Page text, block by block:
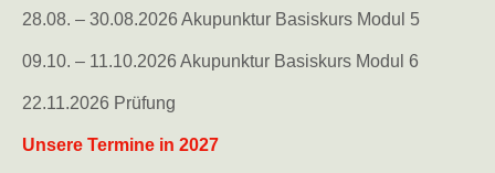
28.08. – 30.08.2026 Akupunktur Basiskurs Modul 5
09.10. – 11.10.2026 Akupunktur Basiskurs Modul 6
22.11.2026 Prüfung
Unsere Termine in 2027